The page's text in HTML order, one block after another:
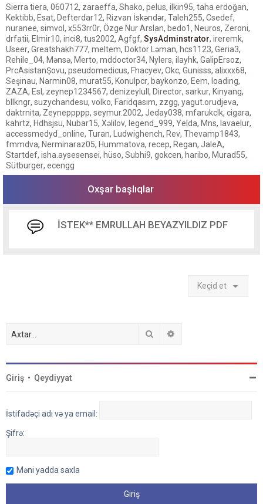
Sierra tiera, 060712, zaraeffa, Shako, pelus, ilkin95, taha erdoğan,
Kektibb, Esat, Defterdar12, Rizvan İskəndər, Taleh255, Csedef,
nuranee, simvol , x553rr0r, Özge Nur Arslan, bedo1 , Neuros, Zeroni,
drfatii, Elmir10, inci8, tus2002, Agfgf, SysAdminstrator, ireremk,
Useer, Greatshakh777, meltem, Doktor Ləman, hcs1123, Geria3,
Rehile_04, Mənsə, Merto, mddoctor34, Nylers, ilayhk, GalipErsoz,
PrcAsistanŞovu, pseudomedicus, Fhacyev, Okc, Gunisss, alixxx68,
Seşinau, Narmin08, murat55, Konulpcr, baykonzo, Eem, loading,
ZAZA, EsI , zeynep1234567, denizeylull , Director, sarkur, Kinyang,
bllkngr, suzychandesu, volko, Faridqasım, zzgg, yagut.orudjeva,
daktrnita, Zeyneppppp, seymur.2002, Jeday038, mfarukclk, cigara,
kahrtz, Hdhsjsu, Nubar15, Xəlilov, legend_999, Yelda, Mns, lavaelur,
accessmedyd_online, Turan, Ludwighench, Rev, Thevamp1843,
fmmdva, Nerminaraz05, Hummatova, recep, Regan, JaleA,
Startdef, isha.aysesensei, hüso, Subhi9, gokcen, haribo, Murad55,
Sütburger, ecengg
Oxşar başlıqlar
İSTEK** EMRULLAH BEYAZYILDIZ PDF
Keçid et
Axtar
Giriş • Qeydiyyat
İstifadəçi adı və ya email:
Şifrə:
Məni yadda saxla